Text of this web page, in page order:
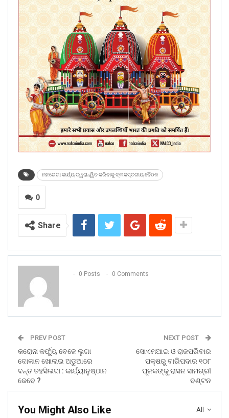
ମନରେଗା କାର୍ଯ୍ୟ ତ୍ୱରାନ୍ୱିତ କରିବାକୁ ବ୍ଲକସ୍ତରୀୟ ବୈଠକ
0
Share
0 Posts 0 Comments
PREV POST
କରୋନା କର୍ଫୁ୍ୟ ବେଳେ ଲୁଗା
ଦୋକାନ ଖୋଲାଇ ଅଡୁଆରେ
ବନ୍ତ ତହସିଲଦା : କାର୍ଯ୍ୟାନୁଷ୍ଠାନ
କେବେ ?
NEXT POST
ସୋଏମଆଇ ଓ ରାଜପରିବାର
ପକ୍ଷରୁ ବାରିପଦାର ୧୦୮
ପୂଜକଙ୍କୁ ରାସନ ସାମଗ୍ରୀ
ବଣ୍ଟନ
All
You Might Also Like